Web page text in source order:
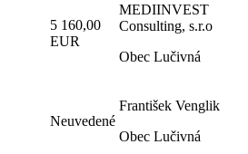
5 160,00
EUR
MEDIINVEST
Consulting, s.r.o
Obec Lučivná
Neuvedené
František Venglik
Obec Lučivná